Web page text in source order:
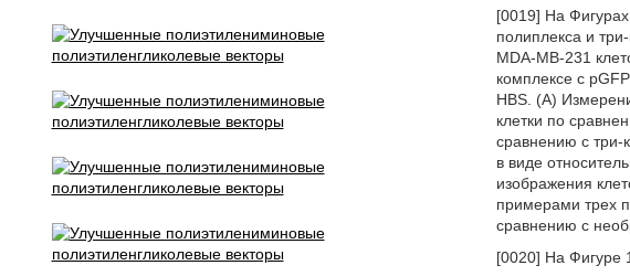
[0019] На
полиплекса и
MDA-MB-231
комплексе с
HBS. (А)
клетки по
сравнению с три-
в виде
изображения
примерами трех
сравнению с
[0020] На Фигуре